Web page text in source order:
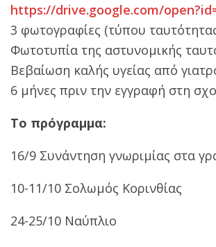
https://drive.google.com/
3 φωτογραφίες (τύπου
Φωτοτυπία της αστυνομικής
Βεβαίωση καλής υγείας από
6 μήνες πριν την εγγραφή στη
Το πρόγραμμα:
16/9 Συνάντηση γνωριμίας στα
10-11/10 Σολωμός Κορινθίας
24-25/10 Ναύπλιο